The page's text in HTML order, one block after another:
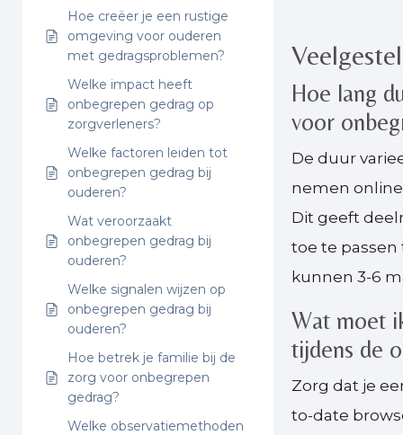
Hoe creëer je een rustige
omgeving voor ouderen
met gedragsproblemen?
Welke impact heeft
onbegrepen gedrag op
zorgverleners?
Welke factoren leiden tot
onbegrepen gedrag bij
ouderen?
Wat veroorzaakt
onbegrepen gedrag bij
ouderen?
Welke signalen wijzen op
onbegrepen gedrag bij
ouderen?
Hoe betrek je familie bij de
zorg voor onbegrepen
gedrag?
Welke observatiemethoden
Hoe lang
voor
De duur
nemen online
Dit geeft
toe te
kunnen 3-6
Wat moet
tijdens de
Zorg dat je
to-date